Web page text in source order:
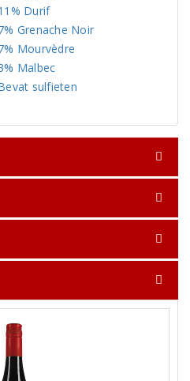
Durif
Grenache Noir
Mourvèdre
Malbec
sulfieten